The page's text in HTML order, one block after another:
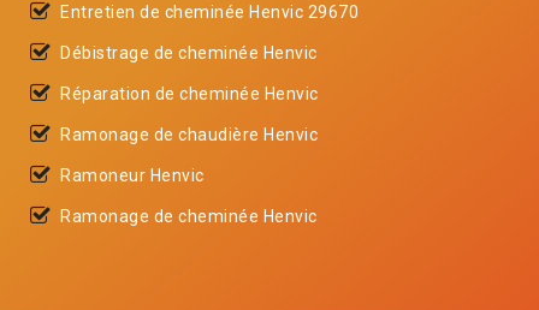
Entretien de cheminée Henvic 29670
Débistrage de cheminée Henvic
Réparation de cheminée Henvic
Ramonage de chaudière Henvic
Ramoneur Henvic
Ramonage de cheminée Henvic